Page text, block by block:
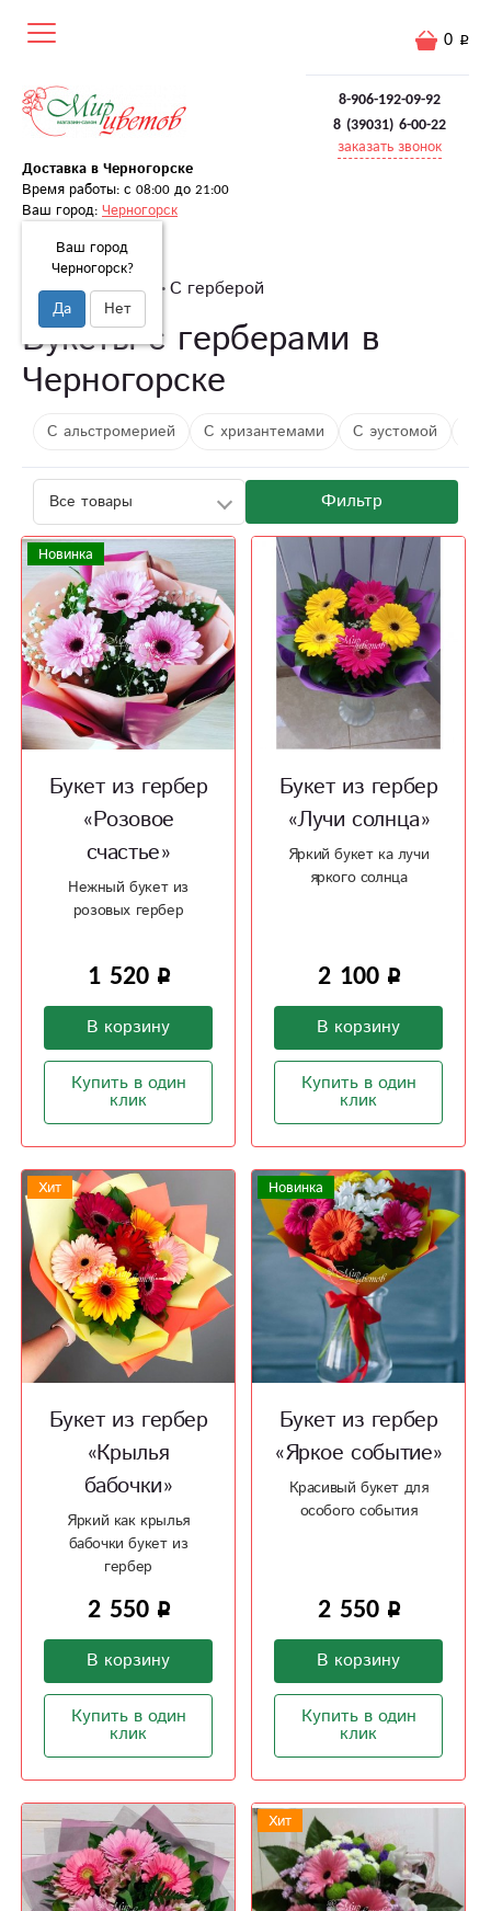
8-906-192-09-92
8 (39031) 6-00-22
заказать звонок
Доставка в Черногорске
Время работы: с 08:00 до 21:00
Ваш город: Черногорск
Ваш город
Черногорск?
Да Нет
0
Главная Букеты С герберой
Букеты с герберами в
Черногорске
С альстромерией С хризантемами С эустомой
Фильтр
Новинка
Букет из гербер
«Розовое
счастье»
Нежный букет из
розовых гербер
1 520
В корзину
Купить в один
клик
Букет из гербер
«Лучи солнца»
Яркий букет ка лучи
яркого солнца
2 100
В корзину
Купить в один
клик
Хит
Букет из гербер
«Крылья
бабочки»
Яркий как крылья
бабочки букет из
гербер
2 550
В корзину
Купить в один
клик
Новинка
Букет из гербер
«Яркое событие»
Красивый букет для
особого события
2 550
В корзину
Купить в один
клик
Хит